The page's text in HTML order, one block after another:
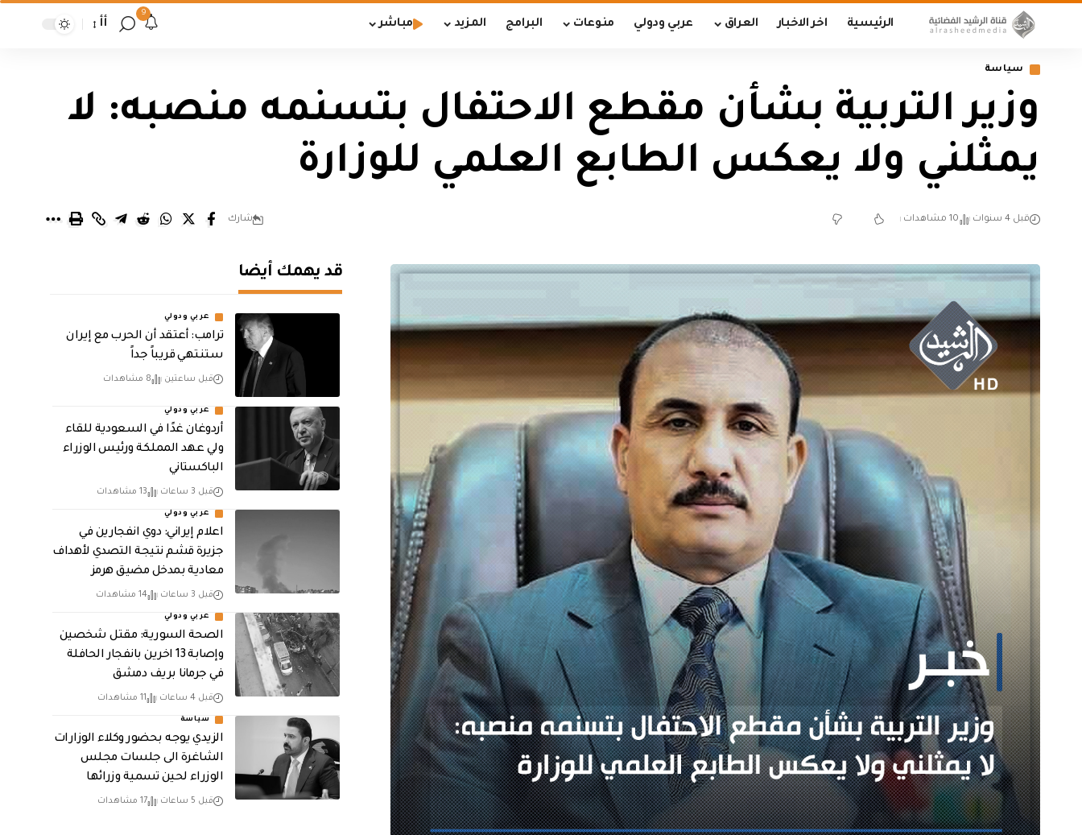
الرئيسية اخر الاخبار العراق عربي ودولي منوعات البرامج المزيد مباشر
9
أأ
سياسة
وزير التربية بشأن مقطع الاحتفال بتسنمه منصبه: لا
يمثلني ولا يعكس الطابع العلمي للوزارة
قبل 4 سنوات 10 مشاهدات شارك
قد يهمك أيضا
عربي ودولي
‏ترامب: أعتقد أن الحرب مع إيران
ستنتهي قريباً جداً
قبل ساعتين 8 مشاهدات
عربي ودولي
أردوغان غدًا في السعودية للقاء
ولي عهد المملكة ورئيس الوزراء
الباكستاني
قبل 3 ساعات 13 مشاهدات
عربي ودولي
اعلام إيراني: دوي انفجارين في
جزيرة قشم نتيجة التصدي لأهداف
معادية بمدخل مضيق هرمز
قبل 3 ساعات 14 مشاهدات
عربي ودولي
الصحة السورية: مقتل شخصين
وإصابة 13 اخرين بانفجار الحافلة
في جرمانا بريف دمشق
قبل 4 ساعات 11 مشاهدات
سياسة
الزيدي يوجه بحضور وكلاء الوزارات
الشاغرة الى جلسات مجلس
الوزراء لحين تسمية وزرائها
قبل 5 ساعات 17 مشاهدات